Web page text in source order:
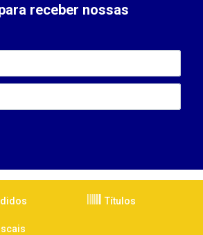
receber nossas
Títulos